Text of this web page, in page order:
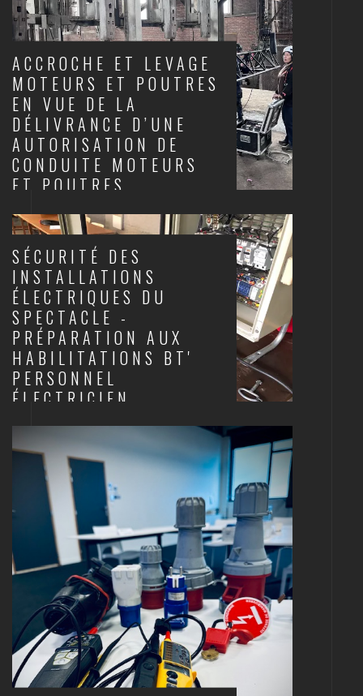
ACCROCHE ET LEVAGE
MOTEURS ET POUTRES
EN VUE DE LA
DÉLIVRANCE D’UNE
AUTORISATION DE
CONDUITE MOTEURS
ET POUTRES
SÉCURITÉ DES
INSTALLATIONS
ÉLECTRIQUES DU
SPECTACLE -
PRÉPARATION AUX
HABILITATIONS BT'
PERSONNEL
ÉLECTRICIEN
ELECTRICITÉ